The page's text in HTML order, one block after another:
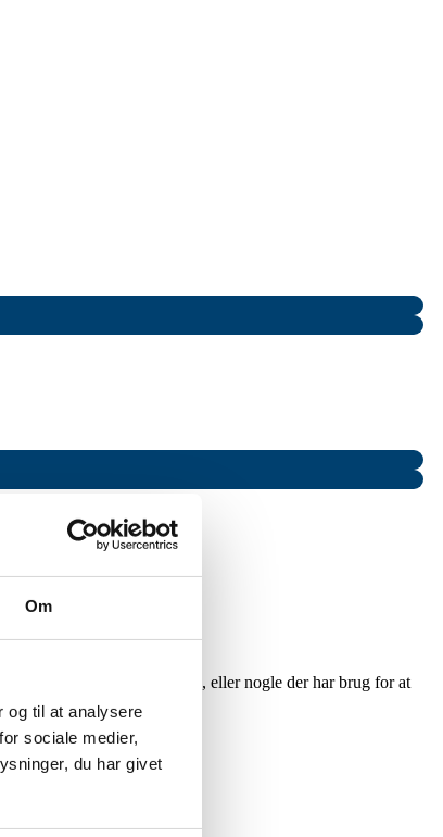
Om
og til at analysere
sociale medier,
du har givet
de pågældende skavank, eller nogle der har brug for at